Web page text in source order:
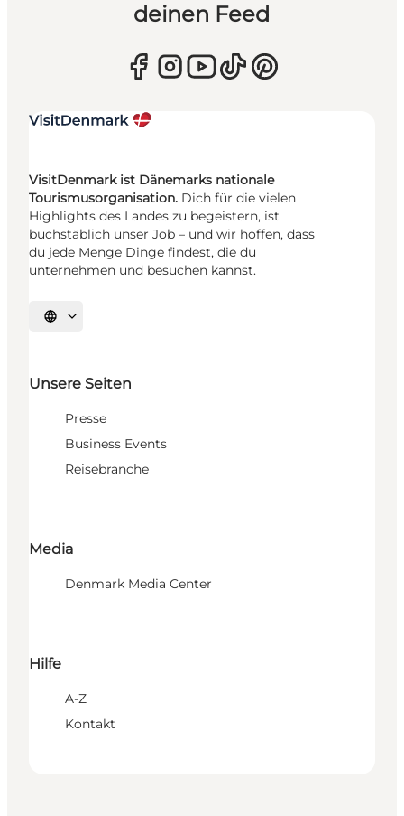
deinen Feed
VisitDenmark ist Dänemarks nationale
Tourismusorganisation. Dich für die vielen
Highlights des Landes zu begeistern, ist
buchstäblich unser Job – und wir hoffen, dass
du jede Menge Dinge findest, die du
unternehmen und besuchen kannst.
Sprache auswählen
Unsere Seiten
Presse
Business Events
Reisebranche
Media
Denmark Media Center
Hilfe
A-Z
Kontakt